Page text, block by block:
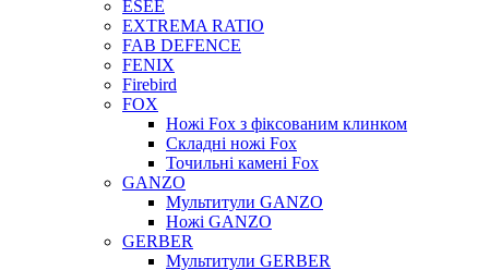
ESEE
EXTREMA RATIO
FAB DEFENCE
FENIX
Firebird
FOX
Ножі Fox з фіксованим клинком
Складні ножі Fox
Точильні камені Fox
GANZO
Мультитули GANZO
Ножі GANZO
GERBER
Мультитули GERBER